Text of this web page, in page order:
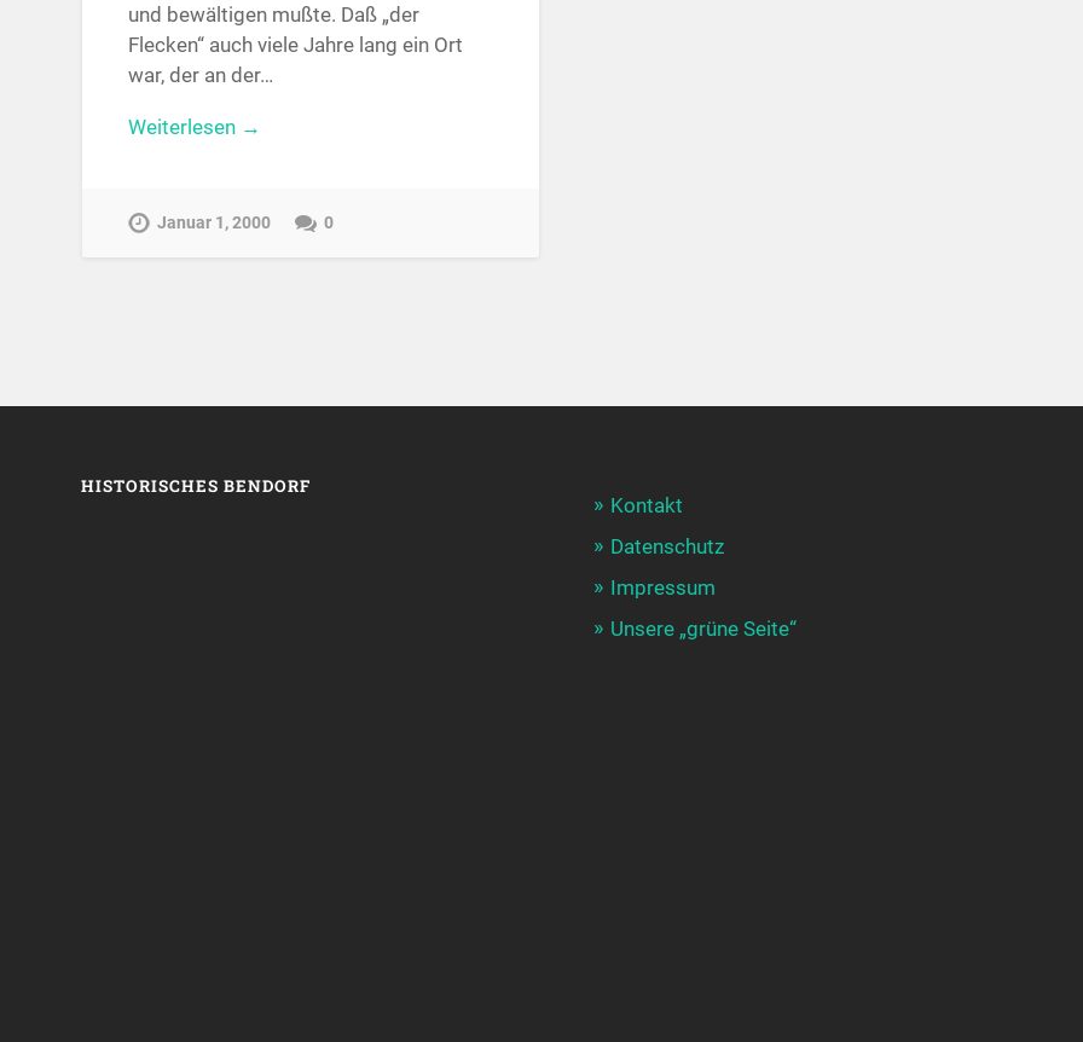
und bewältigen mußte. Daß „der
Flecken“ auch viele Jahre lang ein Ort
war, der an der…
Weiterlesen →
Januar 1, 2000 0
HISTORISCHES BENDORF
Kontakt
Datenschutz
Impressum
Unsere „grüne Seite“